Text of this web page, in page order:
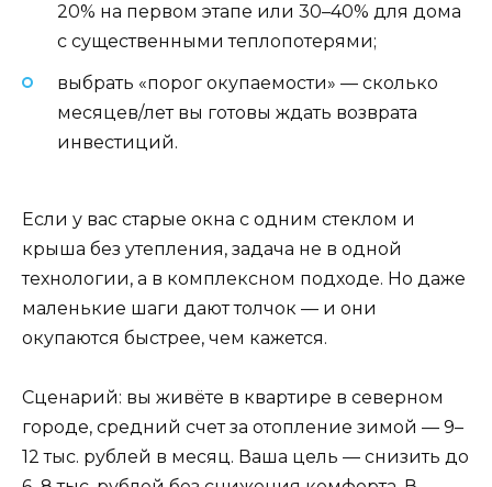
20% на первом этапе или 30–40% для дома
с существенными теплопотерями;
выбрать «порог окупаемости» — сколько
месяцев/лет вы готовы ждать возврата
инвестиций.
Если у вас старые окна с одним стеклом и
крыша без утепления, задача не в одной
технологии, а в комплексном подходе. Но даже
маленькие шаги дают толчок — и они
окупаются быстрее, чем кажется.
Сценарий: вы живёте в квартире в северном
городе, средний счет за отопление зимой — 9–
12 тыс. рублей в месяц. Ваша цель — снизить до